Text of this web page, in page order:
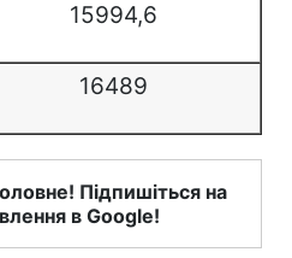
15994,6
16489
Підпишіться на
в Google!